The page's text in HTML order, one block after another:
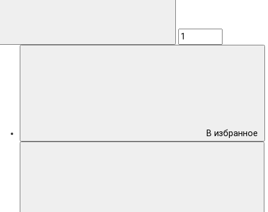
В избранное